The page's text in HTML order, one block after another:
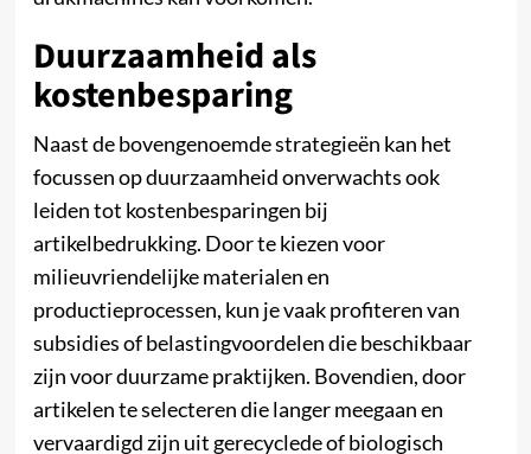
Duurzaamheid als
kostenbesparing
Naast de bovengenoemde strategieën kan het
focussen op duurzaamheid onverwachts ook
leiden tot kostenbesparingen bij
artikelbedrukking. Door te kiezen voor
milieuvriendelijke materialen en
productieprocessen, kun je vaak profiteren van
subsidies of belastingvoordelen die beschikbaar
zijn voor duurzame praktijken. Bovendien, door
artikelen te selecteren die langer meegaan en
vervaardigd zijn uit gerecyclede of biologisch